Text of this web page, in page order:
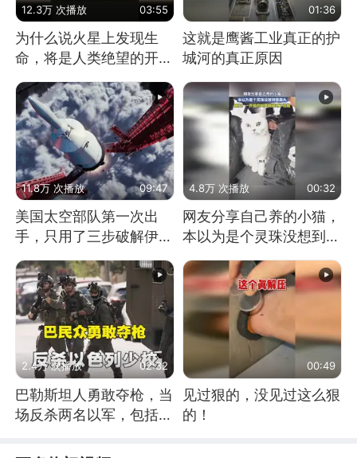
12.3万 次播放 03:55
为什么说火星上发现生
命，将是人类绝望的开
始？
01:36
这就是鹰酱工业真正的护
城河的真正原因
11.8万 次播放 09:47
美国太空部队第一次出
手，只用了三步破解伊朗
4.8万 次播放 00:32
网友分享自己养的小猫，
本以为是个灵珠没想到是
2.4万 次播放 02:32
巴勒斯坦人勇敢夺枪，当
场反杀两名以军，包括一
00:49
见过狠的，没见过这么狠
的！